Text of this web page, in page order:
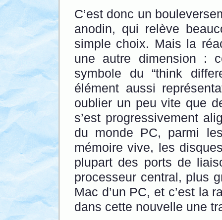
C’est donc un
anodin, qui relève
simple choix. Mais la
une autre dimension :
symbole du “think
élément aussi
oublier un peu vite que
s’est progressivement
du monde PC, parmi
mémoire vive, les
plupart des ports de
processeur central, plus
Mac d’un PC, et c’est la
dans cette nouvelle une